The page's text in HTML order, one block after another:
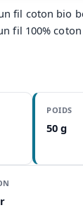
fil coton bio
fil 100%
POIDS
50 g